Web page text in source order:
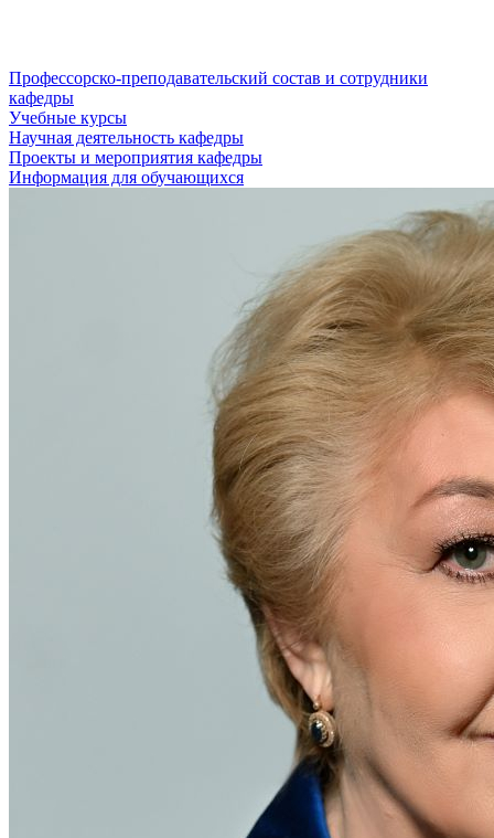
Профессорско-преподавательский состав и сотрудники
кафедры
Учебные курсы
Научная деятельность кафедры
Проекты и мероприятия кафедры
Информация для обучающихся